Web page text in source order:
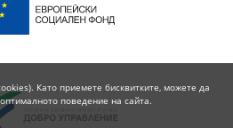
Като приемете бисквитките, можете да
поведение на сайта.